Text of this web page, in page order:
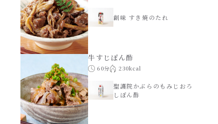
創味 すき焼のたれ
牛すじぽん酢
60分 230kcal
聖護院かぶらのもみじおろ
しぽん酢